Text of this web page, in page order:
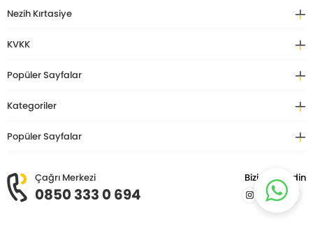
Nezih Kırtasiye
KVKK
Popüler Sayfalar
Kategoriler
Popüler Sayfalar
Çağrı Merkezi
0850 333 0 694
Bizi Takip Edin